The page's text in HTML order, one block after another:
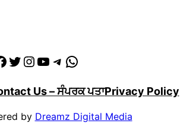
Twitter
Instagram
YouTube
Telegram
WhatsApp
Us – ਸੰਪਰਕ ਪਤਾPrivacy Policy
by Dreamz Digital Media